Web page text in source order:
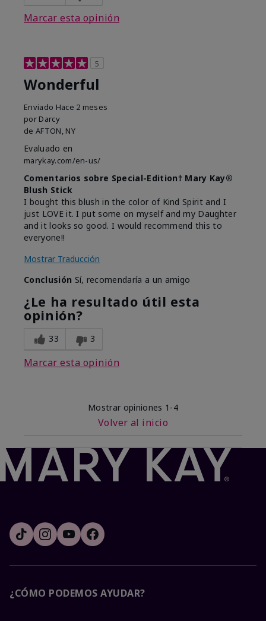
Marcar esta opinión
5
Wonderful
Enviado Hace 2 meses
por Darcy
de AFTON, NY
Evaluado en
marykay.com/en-us/
Comentarios sobre Special-Edition† Mary Kay®
Blush Stick
I bought this blush in the color of Kind Spirit and I
just LOVE it. I put some on myself and my Daughter
and it looks so good. I would recommend this to
everyone!!
Mostrar Traducción
Conclusión Sí, recomendaría a un amigo
¿Le ha resultado útil esta
opinión?
33 3
Marcar esta opinión
Mostrar opiniones 1-4
Volver al inicio
¿CÓMO PODEMOS AYUDAR?